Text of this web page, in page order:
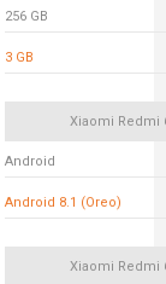
256 GB
3 GB
Xiaomi Redmi
Android
Android 8.1 (Oreo)
Xiaomi Redmi